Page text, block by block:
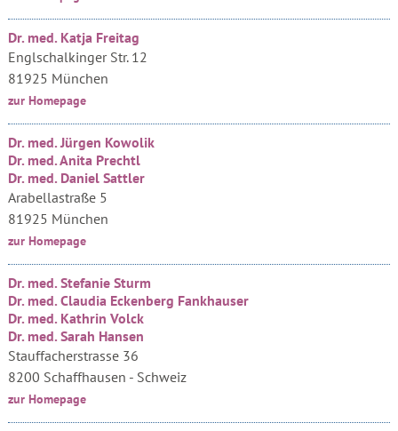
Dr. med. Katja Freitag
Englschalkinger Str. 12
81925 München
zur Homepage
Dr. med. Jürgen Kowolik
Dr. med. Anita Prechtl
Dr. med. Daniel Sattler
Arabellastraße 5
81925 München
zur Homepage
Dr. med. Stefanie Sturm
Dr. med. Claudia Eckenberg Fankhauser
Dr. med. Kathrin Volck
Dr. med. Sarah Hansen
Stauffacherstrasse 36
8200 Schaffhausen - Schweiz
zur Homepage